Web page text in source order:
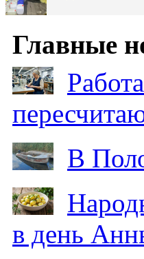
Главные
В
в день